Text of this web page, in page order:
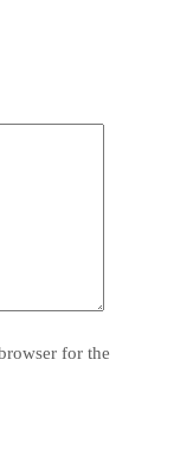
for the